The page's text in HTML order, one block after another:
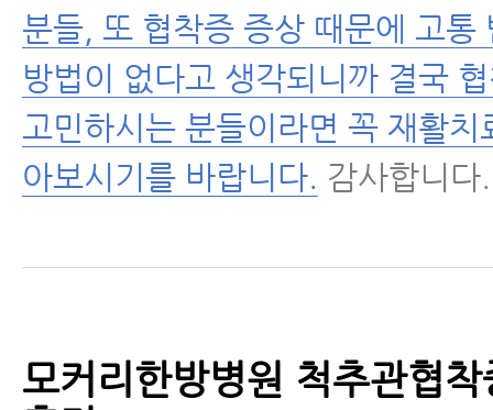
분들, 또 협착증 증상 때문에 고통
방법이 없다고 생각되니까 결국
고민하시는 분들이라면 꼭 재활치
아보시기를 바랍니다. 감사합니다.
모커리한방병원 척추관협